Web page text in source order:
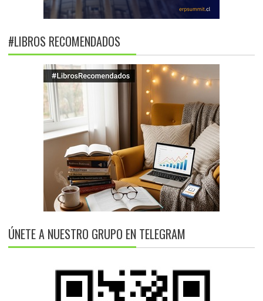
#LIBROS RECOMENDADOS
ÚNETE A NUESTRO GRUPO EN TELEGRAM